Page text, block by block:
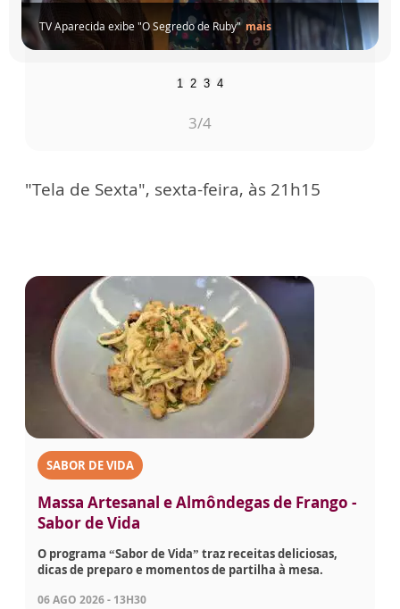
TV Aparecida exibe "O Segredo de Ruby" mais
1 2 3 4
3/4
"Tela de Sexta", sexta-feira, às 21h15
SABOR DE VIDA
Massa Artesanal e Almôndegas de Frango -
Sabor de Vida
O programa “Sabor de Vida” traz receitas deliciosas,
dicas de preparo e momentos de partilha à mesa.
06 AGO 2026 - 13H30